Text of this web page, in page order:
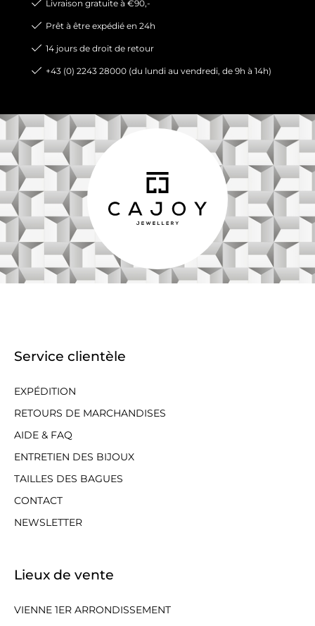
Livraison gratuite à €90,-
Prêt à être expédié en 24h
14 jours de droit de retour
+43 (0) 2243 28000 (du lundi au vendredi, de 9h à 14h)
Service clientèle
EXPÉDITION
RETOURS DE MARCHANDISES
AIDE & FAQ
ENTRETIEN DES BIJOUX
TAILLES DES BAGUES
CONTACT
NEWSLETTER
Lieux de vente
VIENNE 1ER ARRONDISSEMENT